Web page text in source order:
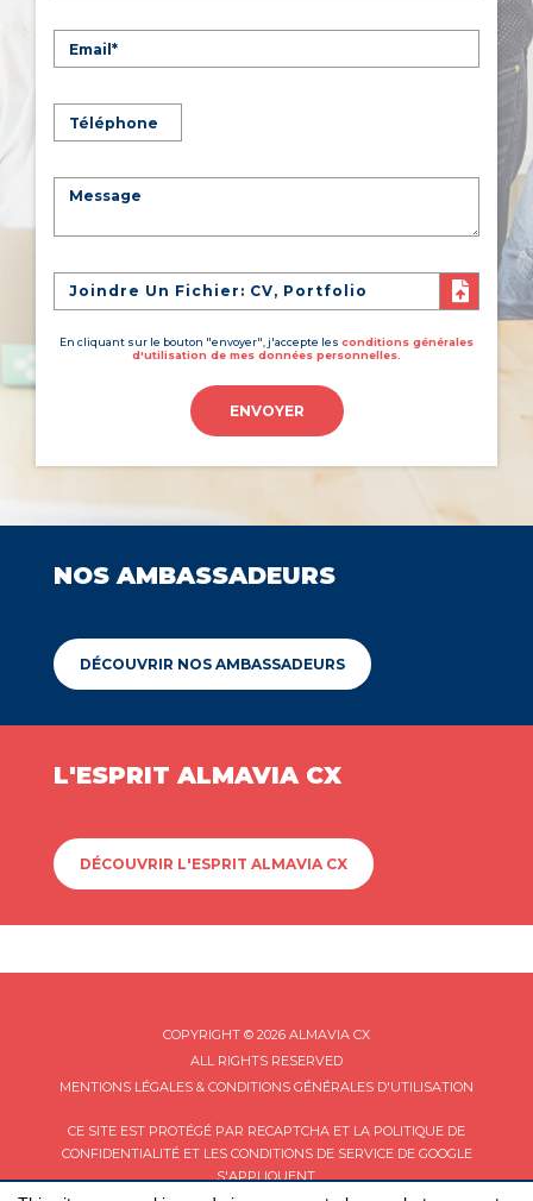
Joindre Un Fichier: CV, Portfolio
En cliquant sur le bouton "envoyer", j'accepte les conditions générales
d'utilisation de mes données personnelles.
ENVOYER
NOS AMBASSADEURS
DÉCOUVRIR NOS AMBASSADEURS
L'ESPRIT ALMAVIA CX
DÉCOUVRIR L'ESPRIT ALMAVIA CX
COPYRIGHT © 2026 ALMAVIA CX
ALL RIGHTS RESERVED
MENTIONS LÉGALES & CONDITIONS GÉNÉRALES D'UTILISATION
CE SITE EST PROTÉGÉ PAR RECAPTCHA ET LA POLITIQUE DE
CONFIDENTIALITÉET LES CONDITIONS DE SERVICEDE GOOGLE
S'APPLIQUENT.